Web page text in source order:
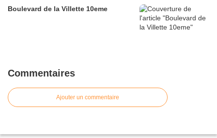
Boulevard de la Villette 10eme
Commentaires
Ajouter un commentaire